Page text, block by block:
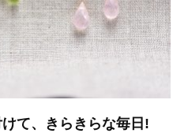
て、きらきらな毎日!